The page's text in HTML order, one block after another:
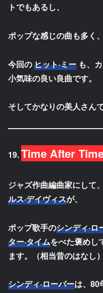
トでもあるし、
ポップな感じの曲も多く
今回のヒット·ミー も、
小気味の良い良曲です。
そしてかなりの美人さんで
19.Time After
ジャズ作曲編曲家にして
ルス·デイヴィスが、
ポップ歌手のシンディ·ロ
ター·タイムをべた褒めし
ます。（相当昔のはなし）
シンディ·ローパーは、80